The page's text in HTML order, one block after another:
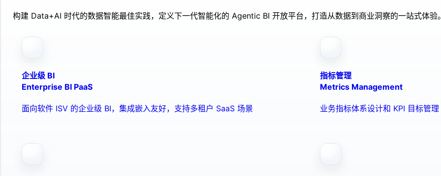
构建 Data+AI 时代的数据智能最佳实践，定义下一代智能化的 Agentic BI 开放平台，打造从数据到商业洞察的一站式体验
企业级 BI
Enterprise BI PaaS
面向软件 ISV 的企业级 BI，集成嵌入友好，支持多租户 SaaS 场景
指标管理
Metrics Management
业务指标体系设计和 KPI 目标管理